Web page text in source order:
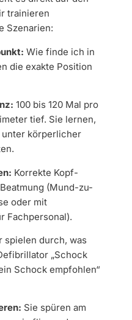
trainieren
Szenarien:
Wie finde ich in
die exakte Position
100 bis 120 Mal pro
tief. Sie lernen,
unter körperlicher
Korrekte Kopf-
(Mund-zu-
oder mit
Fachpersonal).
spielen durch, was
„Schock
Schock empfohlen“
Sie spüren am